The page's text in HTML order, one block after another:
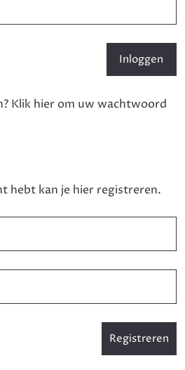
Klik hier om uw wachtwoord
hebt kan je hier registreren.